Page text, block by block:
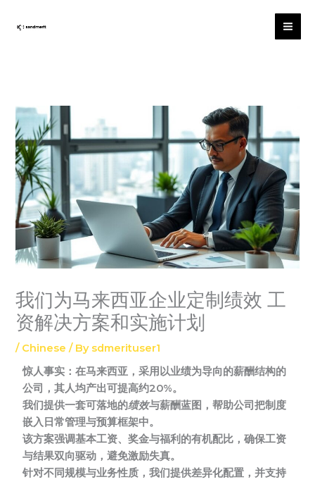
我们为马来西亚企业定制绩效 工
资解决方案和实施计划
/ Chinese / By sdmerituser1
惊人事实：在马来西亚，采用以业绩为导向的薪酬结构的
公司，其人均产出可提高约20%。
我们提供一套可落地的绩效与薪酬蓝图，帮助公司把制度
嵌入日常管理与预算框架中。
该方案强调基本工资、奖金与福利的有机配比，确保工资
与结果双向驱动，避免激励失真。
针对不同规模与业务性质，我们提供差异化配置，并支持